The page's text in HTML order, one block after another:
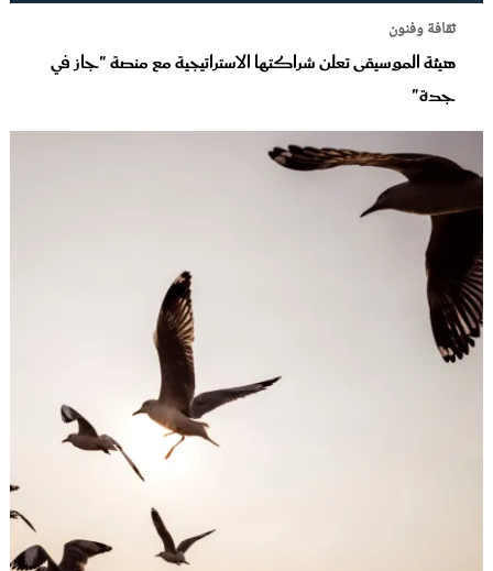
ثقافة وفنون
هيئة الموسيقى تعلن شراكتها الاستراتيجية مع منصة "جاز في
جدة"